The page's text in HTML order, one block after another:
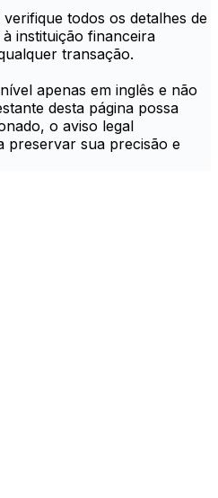
todos os detalhes de
instituição financeira
transação.
apenas em inglês e não
desta página possa
o aviso legal
preservar sua precisão e